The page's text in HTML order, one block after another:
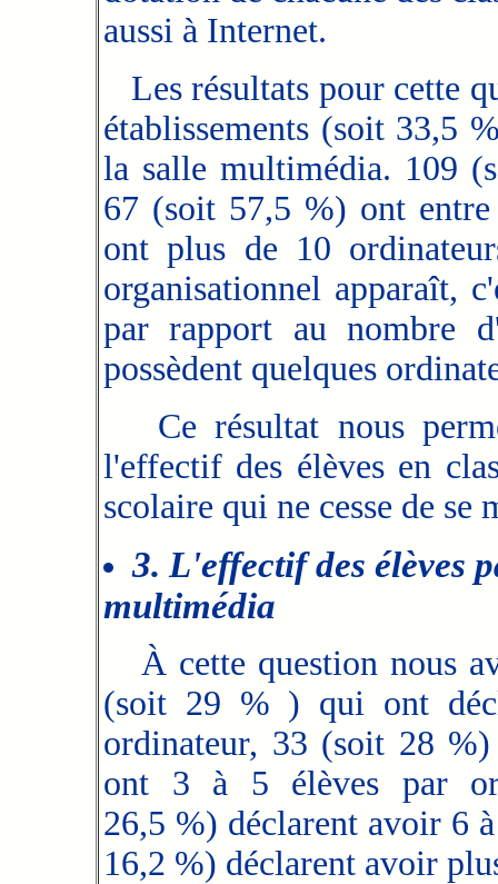
aussi à Internet.
Les résultats pour cette
établissements (soit 33,5
la salle multimédia. 109
67 (soit 57,5 %) ont
ont plus de 10
organisationnel apparaît,
par rapport au nombre
possèdent quelques
Ce résultat nous
l'effectif des élèves en
scolaire qui ne cesse de se
3. L'effectif des élèves
multimédia
À cette question nous
(soit 29 % ) qui ont
ordinateur, 33 (soit 28
ont 3 à 5 élèves par
26,5 %) déclarent avoir 6
16,2 %) déclarent avoir